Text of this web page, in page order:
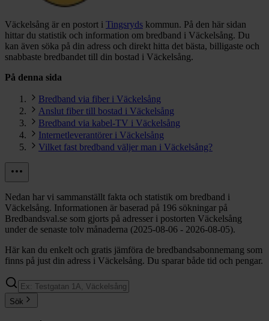
Väckelsång är en postort i Tingsryds kommun. På den här sidan
hittar du statistik och information om bredband i Väckelsång. Du
kan även söka på din adress och direkt hitta det bästa, billigaste och
snabbaste bredbandet till din bostad i Väckelsång.
På denna sida
Bredband via fiber i Väckelsång
Anslut fiber till bostad i Väckelsång
Bredband via kabel-TV i Väckelsång
Internetleverantörer i Väckelsång
Vilket fast bredband väljer man i Väckelsång?
Nedan har vi sammanställt fakta och statistik om bredband i
Väckelsång. Informationen är baserad på 196 sökningar på
Bredbandsval.se som gjorts på adresser i postorten Väckelsång
under de senaste tolv månaderna (2025-08-06 - 2026-08-05).
Här kan du enkelt och gratis jämföra de bredbandsabonnemang som
finns på just din adress i Väckelsång. Du sparar både tid och pengar.
Sök